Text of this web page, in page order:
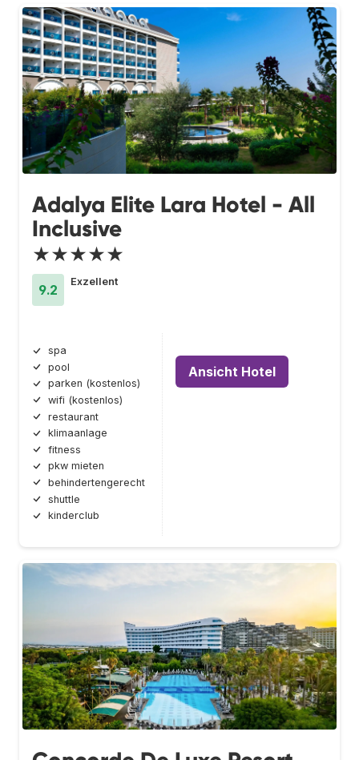
Adalya Elite Lara Hotel - All
Inclusive
★★★★★
9.2
Exzellent
spa
pool
parken (kostenlos)
wifi (kostenlos)
restaurant
klimaanlage
fitness
pkw mieten
behindertengerecht
shuttle
kinderclub
Ansicht Hotel